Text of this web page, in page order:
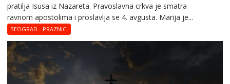
Marija
Magdalena
pratilja Isusa iz Nazareta. Pravoslavna crkva je smatra
ravnom apostolima i proslavlja se 4. avgusta. Marija je...
BEOGRAD - PRAZNICI